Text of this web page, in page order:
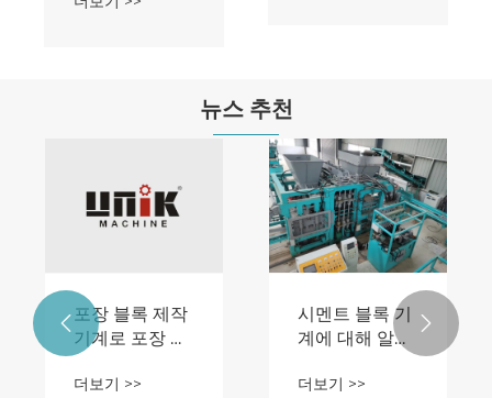
뉴스 추천
포장 블록 제작
기계로 포장 산
업에 혁명을 일
으키다
더보기 >>
시멘트 블록 기
계에 대해 알아
더보기 >>
 